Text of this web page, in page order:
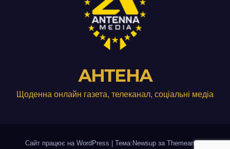
АНТЕНА
Щоденна онлайн газета, телеканал, соціальні медіа
Сайт працює на WordPress Тема:Newsup за Themeansar